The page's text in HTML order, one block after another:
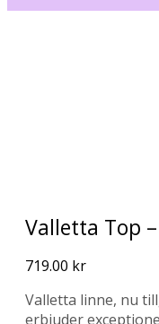
Valletta Top
719.00 kr
Valletta linne, nu
erbjuder